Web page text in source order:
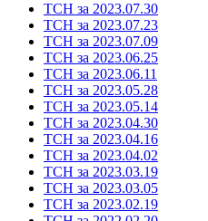
ТСН за 2023.07.30
ТСН за 2023.07.23
ТСН за 2023.07.09
ТСН за 2023.06.25
ТСН за 2023.06.11
ТСН за 2023.05.28
ТСН за 2023.05.14
ТСН за 2023.04.30
ТСН за 2023.04.16
ТСН за 2023.04.02
ТСН за 2023.03.19
ТСН за 2023.03.05
ТСН за 2023.02.19